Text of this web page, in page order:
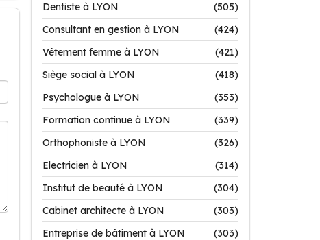
Dentiste à LYON
(505)
Consultant en gestion à LYON
(424)
Vêtement femme à LYON
(421)
Siège social à LYON
(418)
Psychologue à LYON
(353)
Formation continue à LYON
(339)
Orthophoniste à LYON
(326)
Electricien à LYON
(314)
Institut de beauté à LYON
(304)
Cabinet architecte à LYON
(303)
Entreprise de bâtiment à LYON
(303)